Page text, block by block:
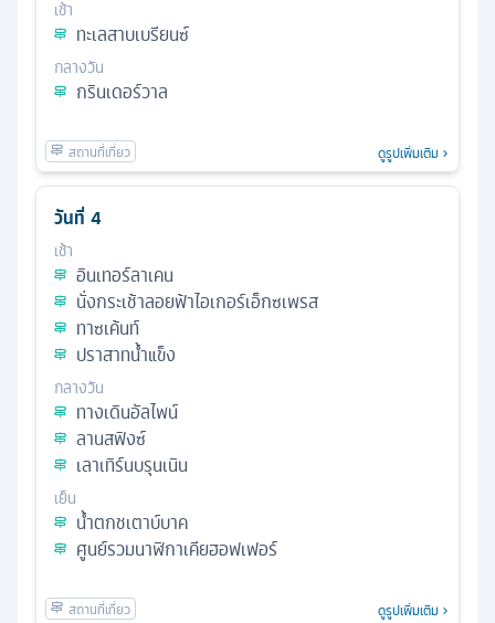
เช้า
ทะเลสาบเบรียนซ์
กลางวัน
กรินเดอร์วาล
ดูรูปเพิ่มเติม
วันที่ 4
เช้า
อินเทอร์ลาเคน
นั่งกระเช้าลอยฟ้าไอเกอร์เอ็กซเพรส
ทาซเค้นท์
ปราสาทน้ำแข็ง
กลางวัน
ทางเดินอัลไพน์
ลานสฟิงซ์
เลาเทิร์นบรุนเนิน
เย็น
น้ำตกชเตาบ์บาค
ศูนย์รวมนาฬิกาเคียฮอฟเฟอร์
ดูรูปเพิ่มเติม